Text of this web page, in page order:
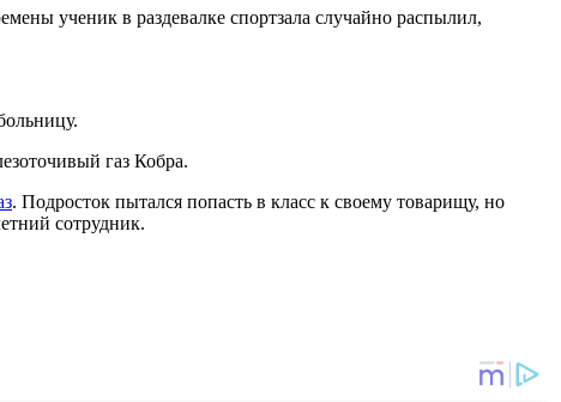
ученик в раздевалке спортзала случайно распылил,
газ Кобра.
. Подросток пытался попасть в класс к своему товарищу, но
сотрудник.